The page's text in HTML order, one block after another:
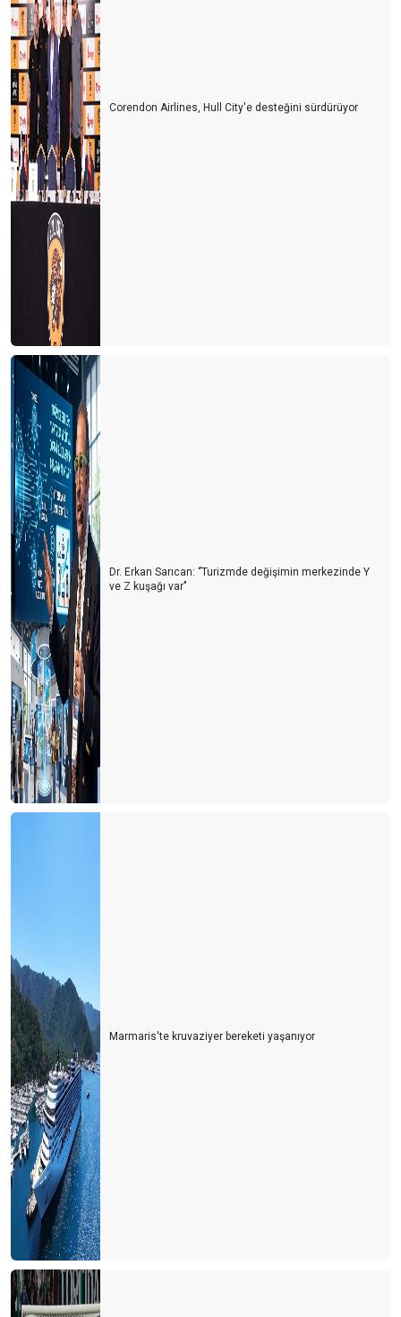
Corendon Airlines, Hull City'e desteğini sürdürüyor
Dr. Erkan Sarıcan: ‘’Turizmde değişimin merkezinde Y
ve Z kuşağı var’’
Marmaris'te kruvaziyer bereketi yaşanıyor